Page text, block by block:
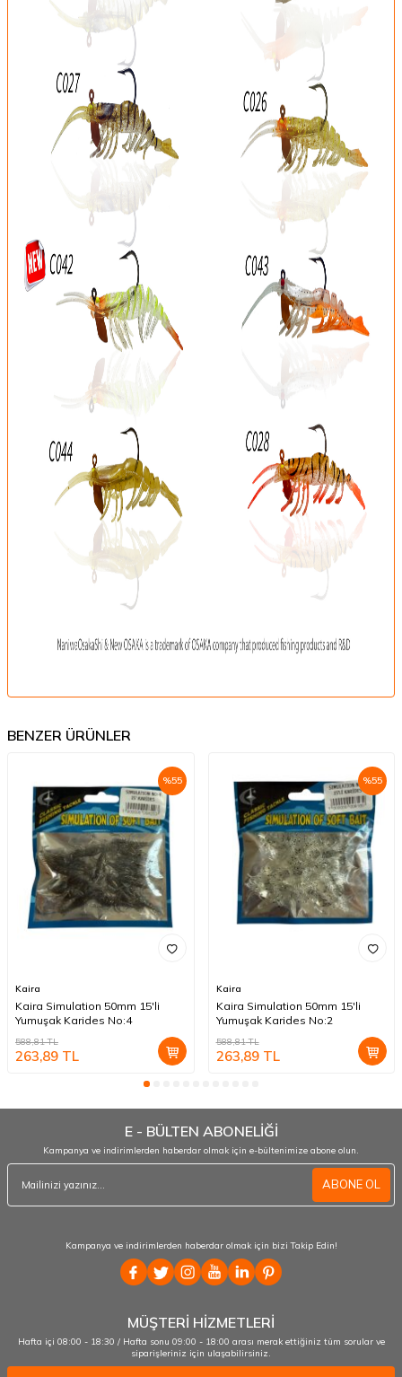
BENZER ÜRÜNLER
%55
Kaira
Kaira Simulation 50mm 15'li
Yumuşak Karides No:4
588,81TL
263,89 TL
%55
Kaira
Kaira Simulation 50mm 15'li
Yumuşak Karides No:2
588,81TL
263,89TL
E - BÜLTEN ABONELİĞİ
Kampanya ve indirimlerden haberdar olmak için e-bültenimize abone olun.
ABONE OL
Kampanya ve indirimlerden haberdar olmak için bizi Takip Edin!
MÜŞTERİ HİZMETLERİ
Hafta içi 08:00 - 18:30 / Hafta sonu 09:00 - 18:00 arası merak ettiğiniz tüm sorular ve
siparişleriniz için ulaşabilirsiniz.